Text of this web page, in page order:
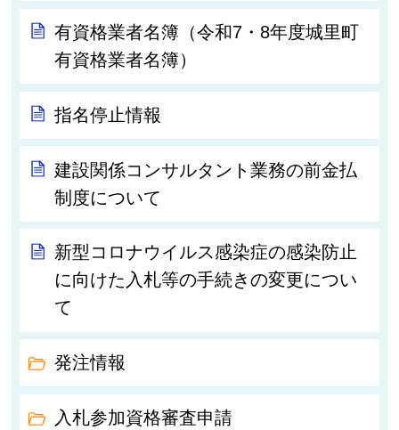
有資格業者名簿（令和7・8年度城里町
有資格業者名簿）
指名停止情報
建設関係コンサルタント業務の前金払
制度について
新型コロナウイルス感染症の感染防止
に向けた入札等の手続きの変更につい
て
発注情報
入札参加資格審査申請